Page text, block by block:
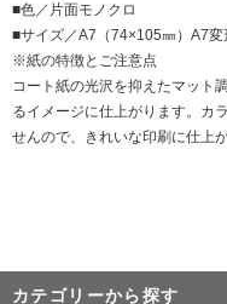
■色／片面モノクロ
■サイズ／A7（74×105㎜）A7変
※紙の特徴とご注意点
コート紙の光沢を抑えたマット
るイメージに仕上がります。カ
せんので、きれいな印刷に仕上が
カテゴリーから探す